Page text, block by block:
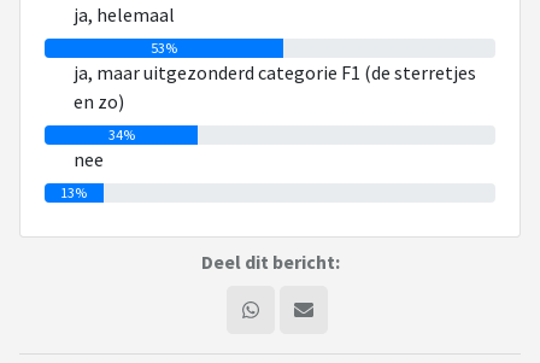
ja, helemaal
53%
ja, maar uitgezonderd categorie F1 (de sterretjes
en zo)
34%
nee
13%
Deel dit bericht: